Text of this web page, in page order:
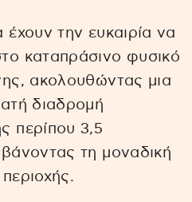
την ευκαιρία να
καταπράσινο φυσικό
ακολουθώντας μια
διαδρομή
περίπου 3,5
τη μοναδική